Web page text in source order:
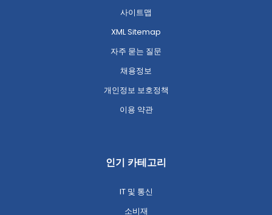
사이트맵
XML Sitemap
자주 묻는 질문
채용정보
개인정보 보호정책
이용 약관
인기 카테고리
IT 및 통신
소비재